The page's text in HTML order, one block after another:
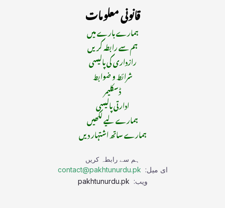
قانونی معلومات
ہمارے بارے میں
ہم سے رابطہ کریں
رازداری کی پالیسی
شرائط و ضوابط
ڈسکلیمر
ادارتی پالیسی
ہمارے لیے لکھیں
ہمارے ساتھ اشتہار دیں
ہم سے رابطہ کریں
ای میل: contact@pakhtunurdu.pk
ویب: